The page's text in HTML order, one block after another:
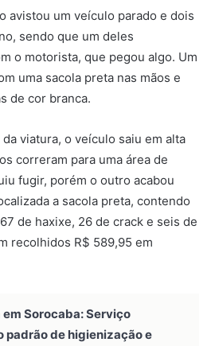
avistou um veículo parado e dois
sendo que um deles
o motorista, que pegou algo. Um
uma sacola preta nas mãos e
de cor branca.
viatura, o veículo saiu em alta
correram para uma área de
fugir, porém o outro acabou
a sacola preta, contendo
de haxixe, 26 de crack e seis de
recolhidos R$ 589,95 em
Sorocaba: Serviço
padrão de higienização e